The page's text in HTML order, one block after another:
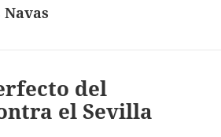
Navas
del
el Sevilla